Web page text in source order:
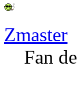
Zmaster
Fan